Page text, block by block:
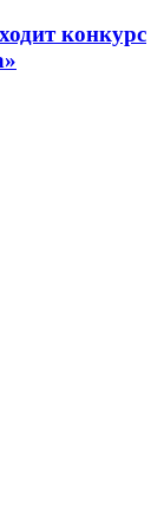
конкурс